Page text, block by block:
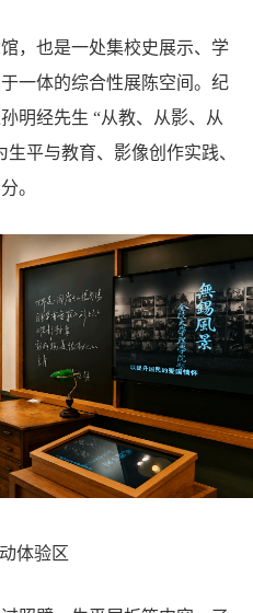
，也是一处集校史展示、学
一体的综合性展陈空间。纪
明经先生 “从教、从影、从
平与教育、影像创作实践、
。
体验区